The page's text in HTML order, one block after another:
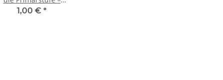
Smiley Daumen hoch
1,00 € *